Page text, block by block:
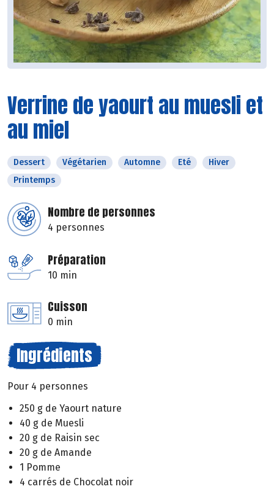
Verrine de yaourt au muesli et
au miel
Dessert Végétarien Automne Eté
Hiver
Printemps
Nombre de personnes
4 personnes
Préparation
10 min
Cuisson
0 min
Ingrédients
Pour 4 personnes
250 g de Yaourt nature
40 g de Muesli
20 g de Raisin sec
20 g de Amande
1 Pomme
4 carrés de Chocolat noir